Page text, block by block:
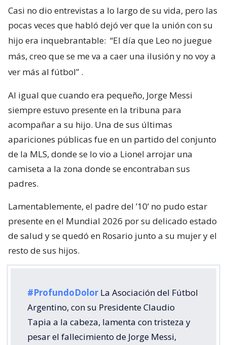
Casi no dio entrevistas a lo largo de su vida, pero las
pocas veces que habló dejó ver que la unión con su
hijo era inquebrantable: “El día que Leo no juegue
más, creo que se me va a caer una ilusión y no voy a
ver más al fútbol” .
Al igual que cuando era pequeño, Jorge Messi
siempre estuvo presente en la tribuna para
acompañar a su hijo. Una de sus últimas
apariciones públicas fue en un partido del conjunto
de la MLS, donde se lo vio a Lionel arrojar una
camiseta a la zona donde se encontraban sus
padres.
Lamentablemente, el padre del ’10’ no pudo estar
presente en el Mundial 2026 por su delicado estado
de salud y se quedó en Rosario junto a su mujer y el
resto de sus hijos.
#ProfundoDolor La Asociación del Fútbol
Argentino, con su Presidente Claudio
Tapia a la cabeza, lamenta con tristeza y
pesar el fallecimiento de Jorge Messi,